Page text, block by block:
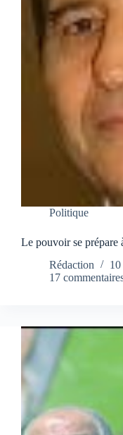
Politique
Le pouvoir se prépare
Rédaction
17